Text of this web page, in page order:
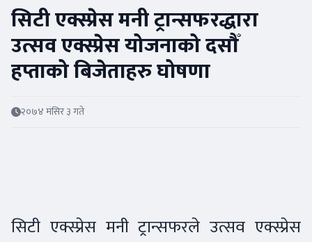
सिटी एक्स्प्रेस मनी ट्रान्सफरद्धारा
उत्सव एक्स्प्रेस योजनाको दसौँ
हप्ताको बिजेताहरु घोषणा
२०७४ मंसिर ३ गते
सिटी एक्स्प्रेस मनी ट्रान्सफरले उत्सव एक्स्प्रेस